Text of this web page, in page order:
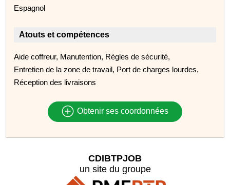
Espagnol
Atouts et compétences
Aide coffreur, Manutention, Règles de sécurité,
Entretien de la zone de travail, Port de charges lourdes,
Réception des livraisons
Obtenir ses coordonnées
CDIBTPJOB
un site du groupe